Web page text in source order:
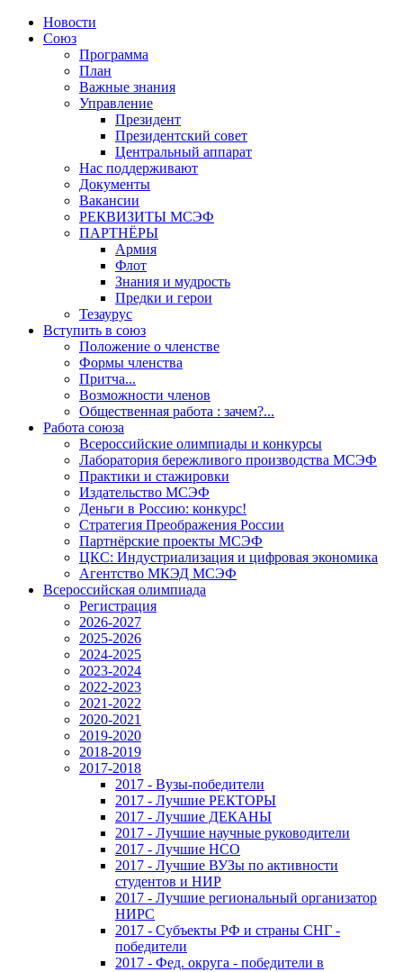
Новости
Союз
Программа
План
Важные знания
Управление
Президент
Президентский совет
Центральный аппарат
Нас поддерживают
Документы
Вакансии
РЕКВИЗИТЫ МСЭФ
ПАРТНЁРЫ
Армия
Флот
Знания и мудрость
Предки и герои
Тезаурус
Вступить в союз
Положение о членстве
Формы членства
Притча...
Возможности членов
Общественная работа : зачем?...
Работа союза
Всероссийские олимпиады и конкурсы
Лаборатория бережливого производства МСЭФ
Практики и стажировки
Издательство МСЭФ
Деньги в Россию: конкурс!
Стратегия Преображения России
Партнёрские проекты МСЭФ
ЦКС: Индустриализация и цифровая экономика
Агентство МКЭД МСЭФ
Всероссийская олимпиада
Регистрация
2026-2027
2025-2026
2024-2025
2023-2024
2022-2023
2021-2022
2020-2021
2019-2020
2018-2019
2017-2018
2017 - Вузы-победители
2017 - Лучшие РЕКТОРЫ
2017 - Лучшие ДЕКАНЫ
2017 - Лучшие научные руководители
2017 - Лучшие НСО
2017 - Лучшие ВУЗы по активности
студентов и НИР
2017 - Лучшие региональный организатор
НИРС
2017 - Субъекты РФ и страны СНГ -
победители
2017 - Фед. округа - победители в